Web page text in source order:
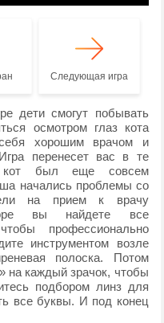
Следующая игра
дети смогут побывать
осмотром глаз кота
хорошим врачом и
перенесет вас в те
кот был еще совсем
начались проблемы со
на прием к врачу
вы найдете все
профессионально
инструментом возле
полоска. Потом
на каждый зрачок, чтобы
подбором линз для
все буквы. И под конец